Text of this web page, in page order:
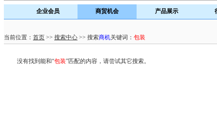
企业会员 商贸机会 产品展示
当前位置： 首页 >> 搜索中心 >> 搜索商机关键词： 包装
没有找到能和“包装”匹配的内容，请尝试其它搜索。